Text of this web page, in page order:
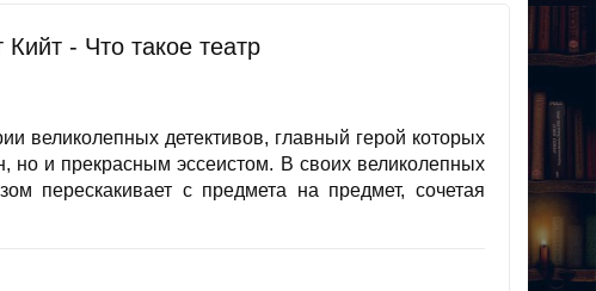
Кийт - Что такое театр
великолепных детективов, главный герой которых
но и прекрасным эссеистом. В своих великолепных
перескакивает с предмета на предмет, сочетая